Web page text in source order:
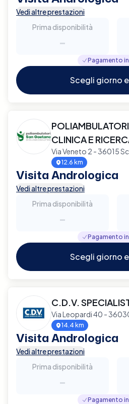
Vedi altre prestazioni
Prima disponibilità
-
Pagamento
Scegli giorno
CLINICA E
Via Veneto 2 - 36015
12.6 km
Visita Andrologica
Vedi altre prestazioni
Prima disponibilità
-
Pagamento
Scegli giorno
C.D.V.
Via Leopardi 40 -
14.4 km
Visita Andrologica
Vedi altre prestazioni
Prima disponibilità
-
Pagamento